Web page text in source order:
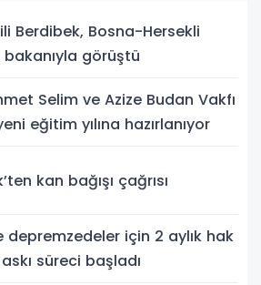
Berdibek, Bosna-Hersekli
görüştü
Selim ve Azize Budan Vakfı
eğitim yılına hazırlanıyor
kan bağışı çağrısı
depremzedeler için 2 aylık hak
süreci başladı